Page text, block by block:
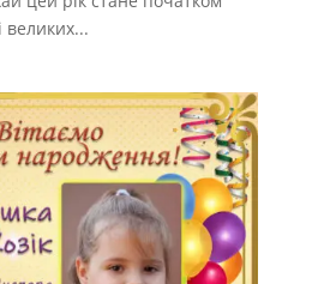
великих...